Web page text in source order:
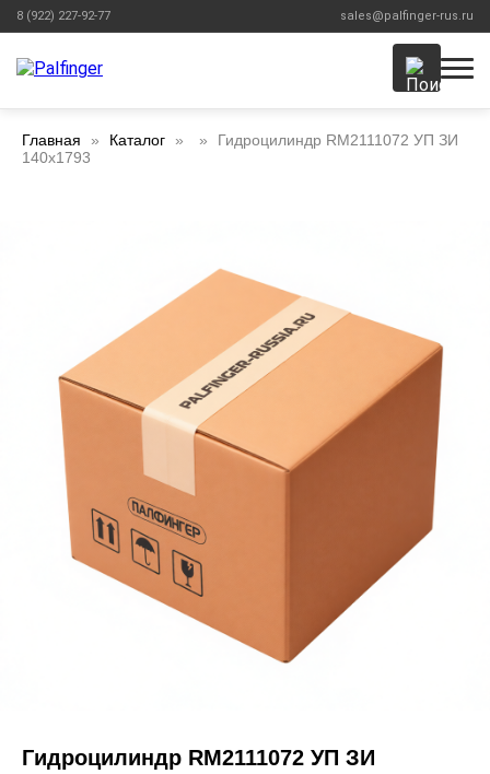
8 (922) 227-92-77 sales@palfinger-rus.ru
Главная Каталог
Гидроцилиндр RM2111072 УП ЗИ
140x1793
Гидроцилиндр RM2111072 УП ЗИ